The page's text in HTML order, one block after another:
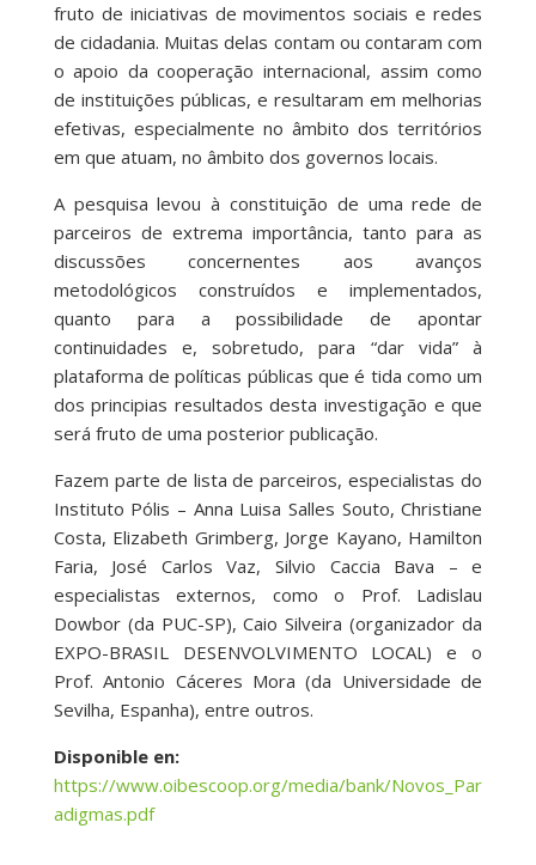
fruto de iniciativas de movimentos sociais e redes
de cidadania. Muitas delas contam ou contaram com
o apoio da cooperação internacional, assim como
de instituições públicas, e resultaram em melhorias
efetivas, especialmente no âmbito dos territórios
em que atuam, no âmbito dos governos locais.
A pesquisa levou à constituição de uma rede de
parceiros de extrema importância, tanto para as
discussões concernentes aos avanços
metodológicos construídos e implementados,
quanto para a possibilidade de apontar
continuidades e, sobretudo, para “dar vida” à
plataforma de políticas públicas que é tida como um
dos principias resultados desta investigação e que
será fruto de uma posterior publicação.
Fazem parte de lista de parceiros, especialistas do
Instituto Pólis – Anna Luisa Salles Souto, Christiane
Costa, Elizabeth Grimberg, Jorge Kayano, Hamilton
Faria, José Carlos Vaz, Silvio Caccia Bava – e
especialistas externos, como o Prof. Ladislau
Dowbor (da PUC-SP), Caio Silveira (organizador da
EXPO-BRASIL DESENVOLVIMENTO LOCAL) e o
Prof. Antonio Cáceres Mora (da Universidade de
Sevilha, Espanha), entre outros.
Disponible en:
https://www.oibescoop.org/media/bank/Novos_Par
adigmas.pdf